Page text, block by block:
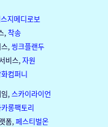
지메디로보
,착송
,씽크플랜두
비스,자원
컴퍼니
,스카이라이언
카롱팩토리
폼,페스티벌온